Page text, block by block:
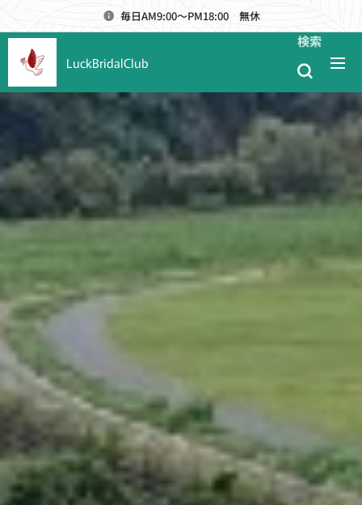
毎日AM9:00～PM18:00 無休
LuckBridalClub
検索